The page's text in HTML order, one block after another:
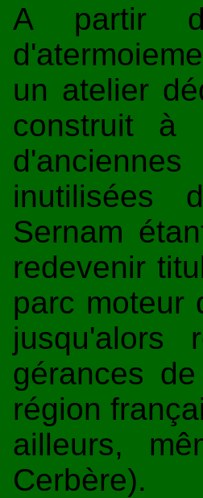
A partir
un atelier
construit à
inutilisées
Sernam
redevenir
parc moteur
gérances
région
ailleurs,
Cerbère).